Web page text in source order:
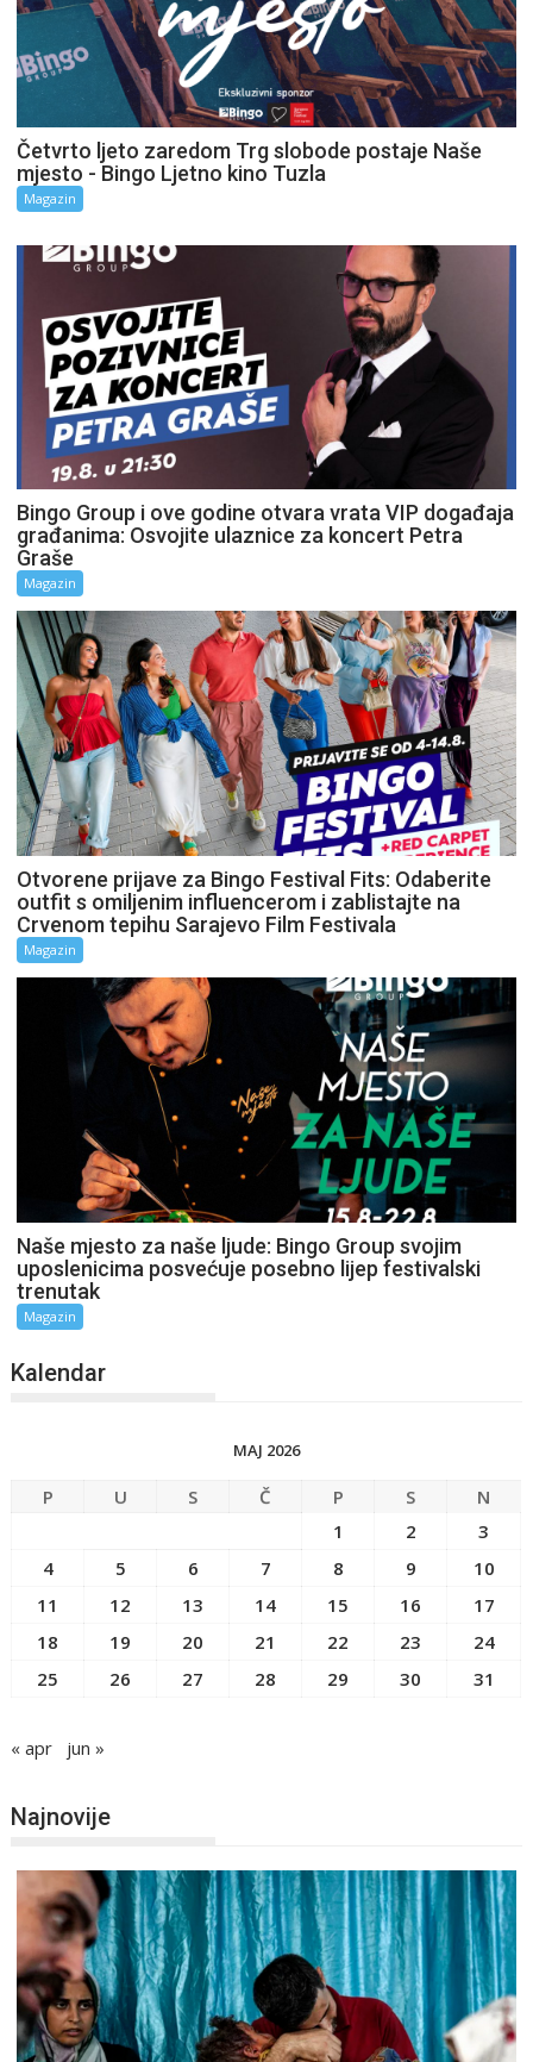
Četvrto ljeto zaredom Trg slobode postaje Naše
mjesto - Bingo Ljetno kino Tuzla
Magazin
Bingo Group i ove godine otvara vrata VIP događaja
građanima: Osvojite ulaznice za koncert Petra
Graše
Magazin
Otvorene prijave za Bingo Festival Fits: Odaberite
outfit s omiljenim influencerom i zablistajte na
Crvenom tepihu Sarajevo Film Festivala
Magazin
Naše mjesto za naše ljude: Bingo Group svojim
uposlenicima posvećuje posebno lijep festivalski
trenutak
Magazin
Kalendar
MAJ 2026
P U S Č P S
N
1
2
3
4
5 6 7 8 9
10
11
12 13 14 15 16
17
18
19 20 21 22 23
24
25
26 27 28 29 30 31
« apr jun »
Najnovije